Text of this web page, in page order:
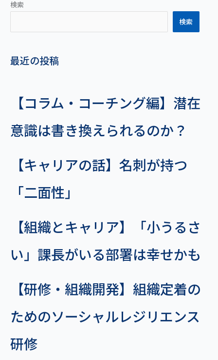
切
転
率
関
係
検索
検索
最近の投稿
【コラム・コーチング編】潜在
意識は書き換えられるのか？
【キャリアの話】名刺が持つ
「二面性」
【組織とキャリア】「小うるさ
い」課長がいる部署は幸せかも
【研修・組織開発】組織定着の
ためのソーシャルレジリエンス
研修